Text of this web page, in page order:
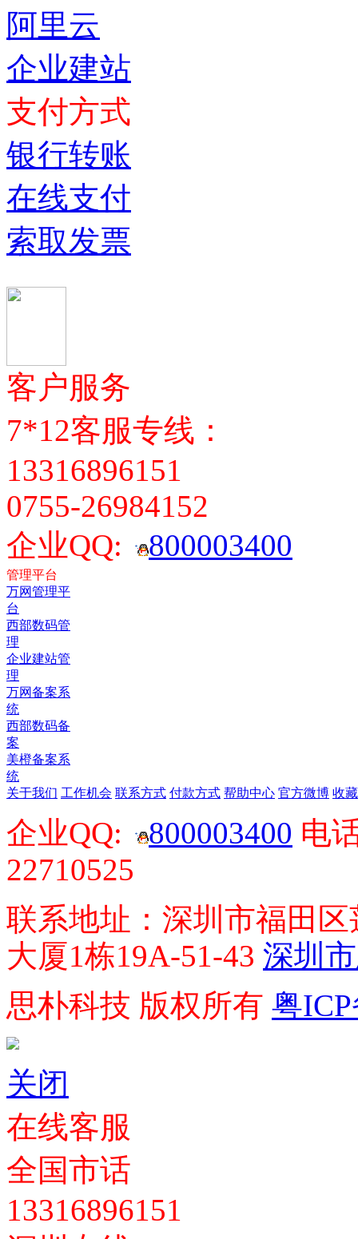
阿里云
企业建站
支付方式
银行转账
在线支付
索取发票
客户服务
7*12客服专线：
13316896151
0755-26984152
企业QQ:
800003400
管理平台
万网管理平
台
西部数码管
理
企业建站管
理
万网备案系
统
西部数码备
案
美橙备案系
统
关于我们 工作机会 联系方式 付款方式 帮助中心 官方微博 收
企业QQ: 800003400 电
22710525
联系地址：深圳市福田
大厦1栋19A-51-43 深圳
思朴科技 版权所有 粤
关闭
在线客服
全国市话
13316896151